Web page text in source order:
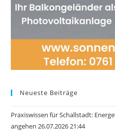
Neueste Beiträge
Praxiswissen für Schallstadt:
angehen 26.07.2026 21:44